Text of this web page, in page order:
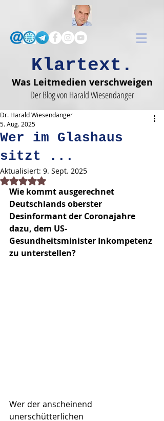
Klartext.
Was Leitmedien verschweigen
Der Blog von Harald Wiesendanger
Wer im Glashaus
sitzt ...
Dr. Harald Wiesendanger
5. Aug. 2025
Aktualisiert: 9. Sept. 2025
Mit NaN von 5 Sternen bewertet.
Wie kommt ausgerechnet
Deutschlands oberster
Desinformant der Coronajahre
dazu, dem US-
Gesundheitsminister Inkompetenz
zu unterstellen?
Wer der anscheinend
unerschütterlichen